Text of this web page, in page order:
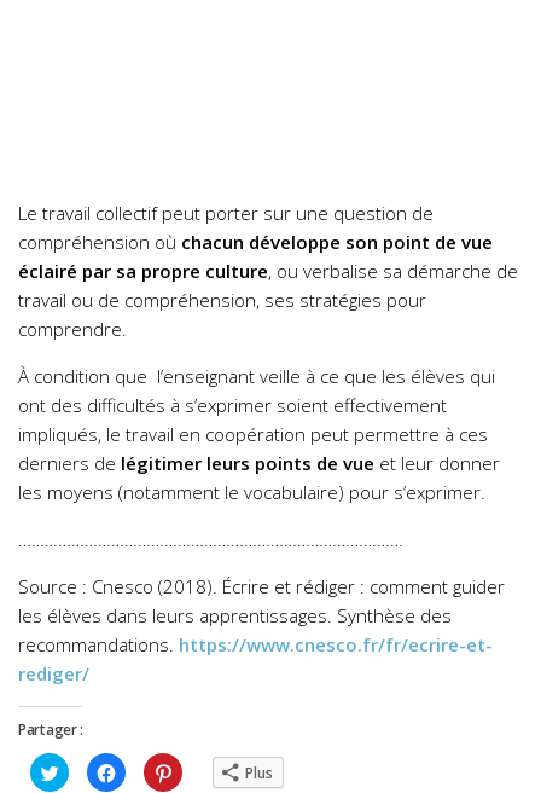
Le travail collectif peut porter sur une question de
compréhension où chacun développe son point de vue
éclairé par sa propre culture, ou verbalise sa démarche de
travail ou de compréhension, ses stratégies pour
comprendre.
À condition que l’enseignant veille à ce que les élèves qui
ont des difficultés à s’exprimer soient effectivement
impliqués, le travail en coopération peut permettre à ces
derniers de légitimer leurs points de vue et leur donner
les moyens (notamment le vocabulaire) pour s’exprimer.
Source : Cnesco (2018). Écrire et rédiger : comment guider
les élèves dans leurs apprentissages. Synthèse des
recommandations. https://www.cnesco.fr/fr/ecrire-et-
rediger/
Partager :
Cliquez
pour
Cliquez
pour
Cliquez
pour Plus